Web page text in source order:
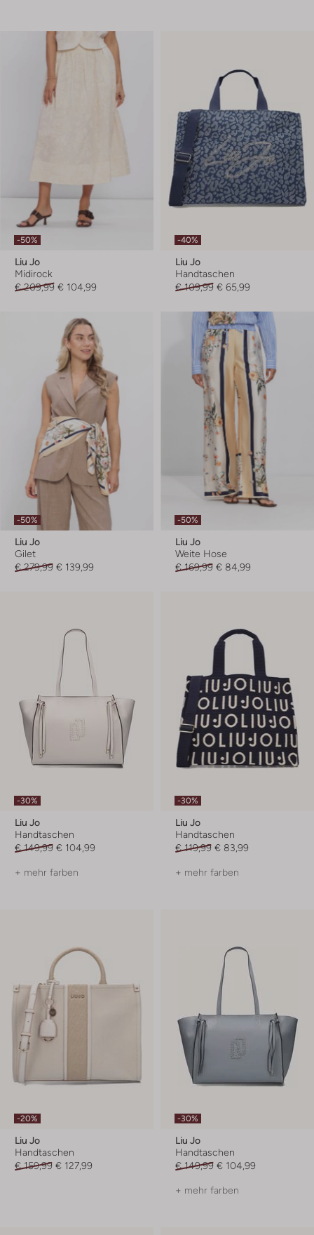
-50%
Liu Jo
Midirock
€ 209,99 € 104,99
-40%
Liu Jo
Handtaschen
€ 109,99 € 65,99
-50%
Liu Jo
Gilet
€ 279,99 € 139,99
-50%
Liu Jo
Weite Hose
€ 169,99 € 84,99
-30%
Liu Jo
Handtaschen
€ 149,99 € 104,99
+ mehr farben
-30%
Liu Jo
Handtaschen
€ 119,99 € 83,99
+ mehr farben
-20%
Liu Jo
Handtaschen
€ 159,99 € 127,99
-30%
Liu Jo
Handtaschen
€ 149,99 € 104,99
+ mehr farben